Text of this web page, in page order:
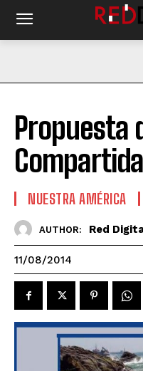
Propuesta
Compartida
NUESTRA AMÉRICA
AUTHOR: Red
11/08/2014